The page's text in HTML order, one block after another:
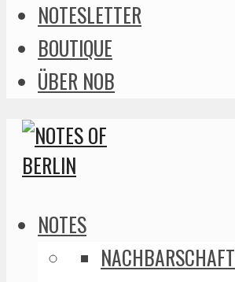
NOTESLETTER
BOUTIQUE
ÜBER NOB
NOTES
NACHBARSCHAFT